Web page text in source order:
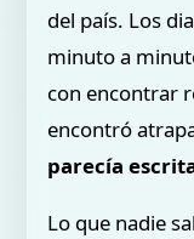
del país. Los
minuto a
con encontrar
encontró
parecía
Lo que nadie